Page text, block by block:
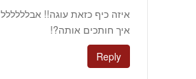
איזה כיף כזאת עוגה!! אבלללללל
איך חותכים אותה?!
Reply